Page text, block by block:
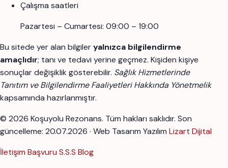
Çalışma saatleri
Pazartesi – Cumartesi: 09:00 – 19:00
Bu sitede yer alan bilgileryalnızca bilgilendirme
amaçlıdır; tanı ve tedavi yerine geçmez. Kişiden kişiye
sonuçlar değişiklik gösterebilir. Sağlık Hizmetlerinde
Tanıtım ve Bilgilendirme Faaliyetleri Hakkında Yönetmelik
kapsamında hazırlanmıştır.
© 2026 Koşuyolu Rezonans. Tüm hakları saklıdır. Son
güncelleme: 20.07.2026 · Web Tasarım Yazılım Lizart Dijital
İletişim Başvuru S.S.S Blog